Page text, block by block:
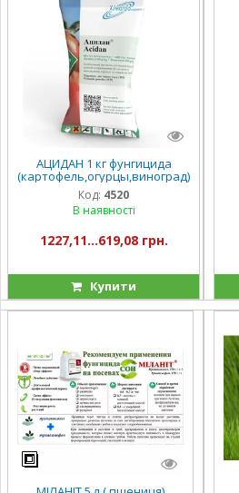
АЦИДАН 1 кг фунгицида
(картофель,огурцы,виноград)
Код: 4520
В наявності
1227,11...619,08 грн.
Купити